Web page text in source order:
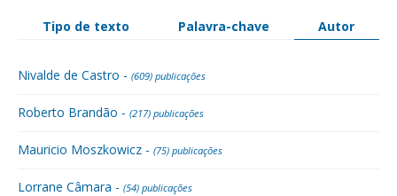
Tipo de texto Palavra-chave Autor
Nivalde de Castro - (609) publicações
Roberto Brandão - (217) publicações
Mauricio Moszkowicz - (75) publicações
Lorrane Câmara - (54) publicações